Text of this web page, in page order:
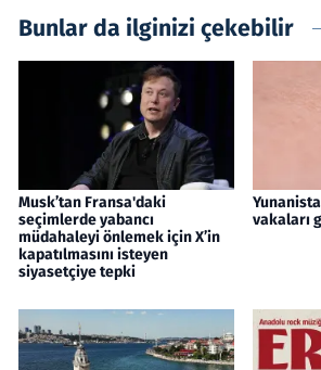
Bunlar da ilginizi çekebilir
Musk’tan Fransa'daki
seçimlerde yabancı
müdahaleyi önlemek için X’in
kapatılmasını isteyen
siyasetçiye tepki
vakaları